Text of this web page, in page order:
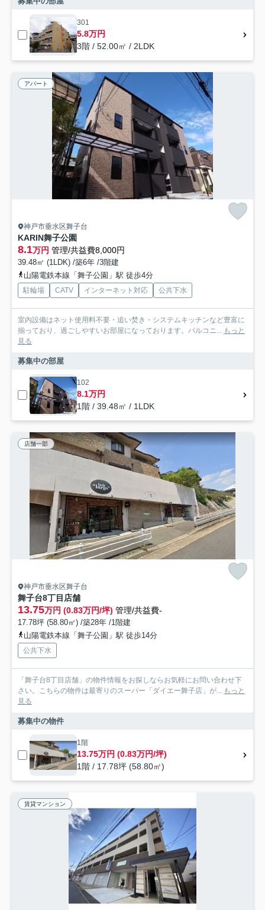
301
5.8万円
3階 / 52.00㎡ / 2LDK
アパート
神戸市垂水区舞子台
KARIN舞子公園
8.1万円 管理/共益費8,000円
39.48㎡ (1LDK) /築6年 /3階建
山陽電鉄本線「舞子公園」駅 徒歩4分
駐輪場 CATV インターネット対応 公共下水
室内設備はネット使用料不要・追い焚き・システムキッチンなど豊富に
揃っており、過ごしやすいお部屋になっております。バルコニ... もっと
見る
募集中の部屋
102
8.1万円
1階 / 39.48㎡ / 1LDK
店舗一部
神戸市垂水区舞子台
舞子台8丁目店舗
13.75万円 (0.83万円/坪) 管理/共益費-
17.78坪 (58.80㎡) /築28年 /1階建
山陽電鉄本線「舞子公園」駅 徒歩14分
公共下水
「舞子台8丁目店舗」の物件情報をお探しならお気軽にお問い合わせ下
さい。こちらの物件は最寄りのスーパー「ダイエー舞子店」が... もっと
見る
募集中の物件
1階
13.75万円 (0.83万円/坪)
1階 / 17.78坪 (58.80㎡)
賃貸マンション